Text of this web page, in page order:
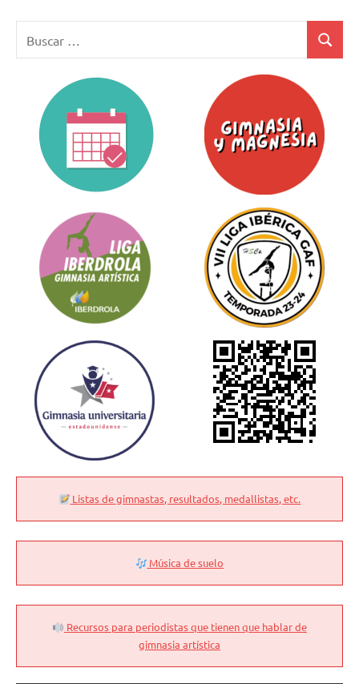
Buscar
Listas de gimnastas, resultados, medallistas, etc.
Música de suelo
Recursos para periodistas que tienen que hablar de
gimnasia artística